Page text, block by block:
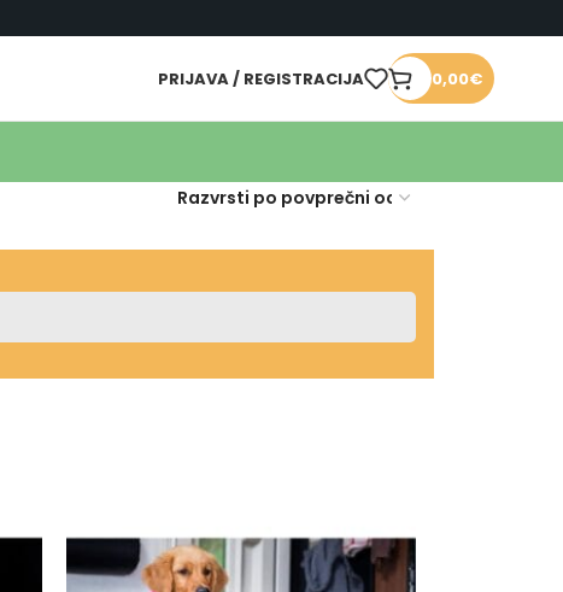
PRIJAVA / REGISTRACIJA 0,00€